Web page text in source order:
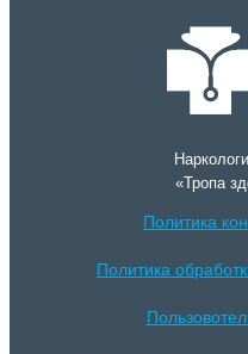
«Тропа
Политика
Политика